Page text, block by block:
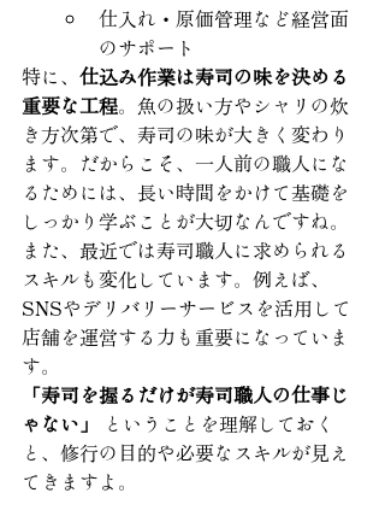
仕入れ・原価管理など経営面
のサポート
特に、 仕込み作業は寿司の味を決める
重要な工程。魚の扱い方やシャリの炊
き方次第で、寿司の味が大きく変わり
ます。だからこそ、一人前の職人にな
るためには、長い時間をかけて基礎を
しっかり学ぶことが大切なんですね。
また、最近では寿司職人に求められる
スキルも変化しています。例えば、
SNSやデリバリーサービスを活用して
店舗を運営する力も重要になっていま
す。
「寿司を握るだけが寿司職人の仕事じ
ゃない」
ということを理解しておく
と、修行の目的や必要なスキルが見え
てきますよ。